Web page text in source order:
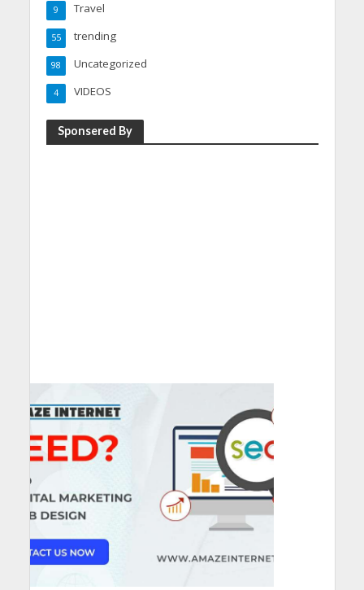
Travel
9
trending
55
Uncategorized
98
VIDEOS
4
Sponsered By